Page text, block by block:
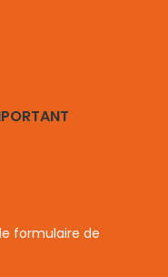
formulaire de